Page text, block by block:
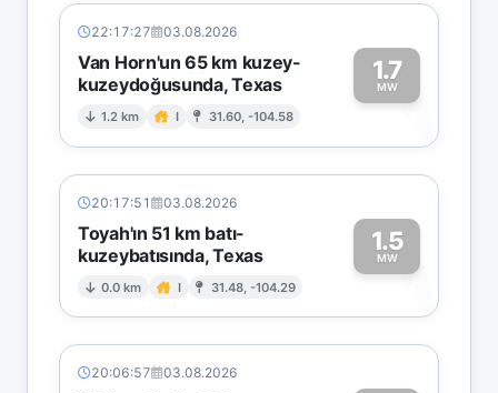
22:17:27 03.08.2026
Van Horn'un 65 km kuzey-
kuzeydoğusunda, Texas
1.2 km I 31.60, -104.58
1.7
MW1
20:17:51 03.08.2026
Toyah'ın 51 km batı-
kuzeybatısında, Texas
0.0 km I 31.48, -104.29
1.5
MW1
20:06:57 03.08.2026